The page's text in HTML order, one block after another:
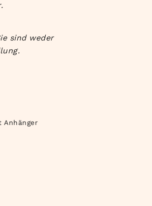
sind weder
Anhänger